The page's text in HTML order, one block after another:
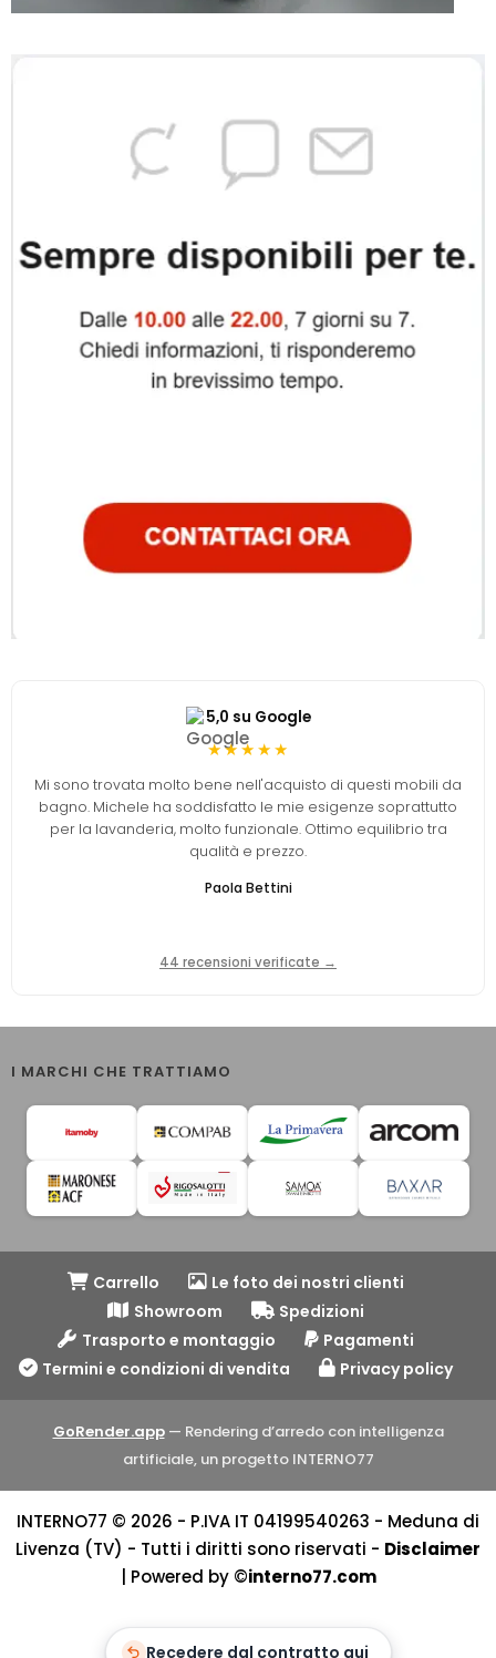
5,0 su Google
★★★★★
Mi sono trovata molto bene nell'acquisto di questi mobili da
bagno. Michele ha soddisfatto le mie esigenze soprattutto
per la lavanderia, molto funzionale. Ottimo equilibrio tra
qualità e prezzo.
Paola Bettini
44 recensioni verificate →
I MARCHI CHE TRATTIAMO
Carrello
Le foto dei nostri clienti
Showroom
Spedizioni
Trasporto e montaggio
Pagamenti
Termini e condizioni di vendita
Privacy policy
GoRender.app— Rendering d’arredo con intelligenza
artificiale, un progetto INTERNO77
INTERNO77 © 2026 - P.IVA IT 04199540263 - Meduna di
Livenza (TV) - Tutti i diritti sono riservati - Disclaimer
| Powered by ©interno77.com
Recedere dal contratto qui